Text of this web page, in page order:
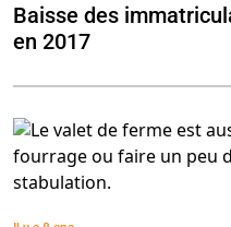
Baisse des
en 2017